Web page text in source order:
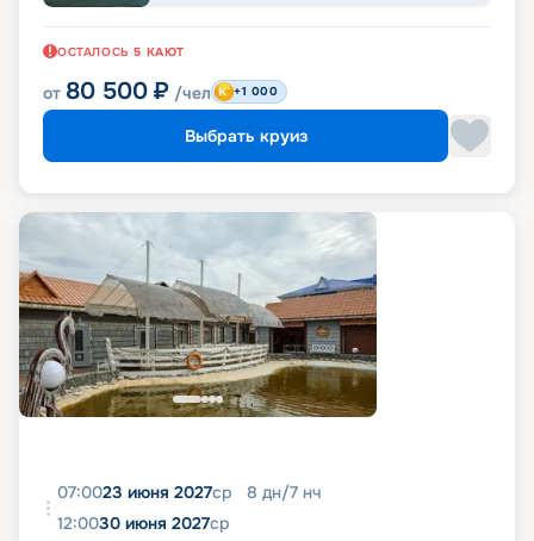
ОСТАЛОСЬ 5 КАЮТ
от 80 500 ₽ /чел +1 000
Выбрать круиз
07:0023 июня 2027ср 8 дн/7 нч
12:0030 июня 2027ср